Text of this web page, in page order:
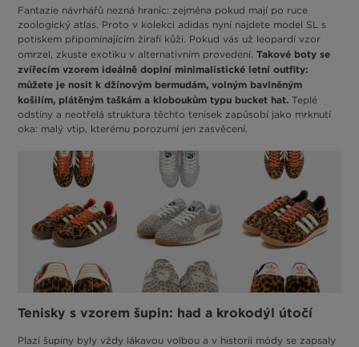
Fantazie návrhářů nezná hranic: zejména pokud mají po ruce
zoologický atlas. Proto v kolekci adidas nyní najdete model SL s
potiskem připomínajícím žirafí kůži. Pokud vás už leopardí vzor
omrzel, zkuste exotiku v alternativním provedení. Takové boty se
zvířecím vzorem ideálně doplní minimalistické letní outfity:
můžete je nosit k džínovým bermudám, volným bavlněným
košilím, plátěným taškám a kloboukům typu bucket hat. Teplé
odstíny a neotřelá struktura těchto tenisek zapůsobí jako mrknutí
oka: malý vtip, kterému porozumí jen zasvěcení.
Tenisky s vzorem šupin: had a krokodýl útočí
Plazí šupiny byly vždy lákavou volbou a v historii módy se zapsaly